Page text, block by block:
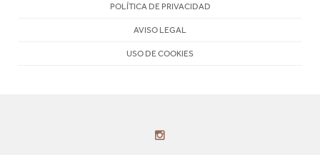
POLÍTICA DE PRIVACIDAD
AVISO LEGAL
USO DE COOKIES